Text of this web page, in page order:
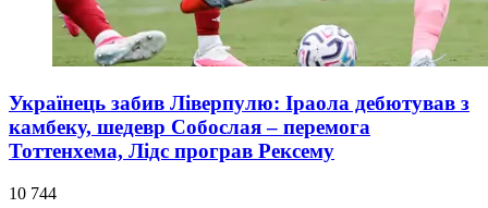
Українець забив Ліверпулю: Іраола дебютував з
камбеку, шедевр Собослая – перемога
Тоттенхема, Лідс програв Рексему
10 744